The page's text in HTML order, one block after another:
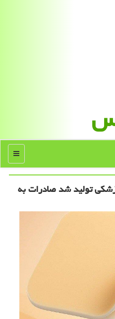
منو
تولید شد صادرات به